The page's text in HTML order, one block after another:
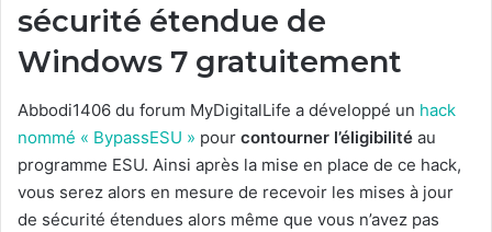
sécurité étendue de
Windows 7 gratuitement
Abbodi1406 du forum MyDigitalLife a développé un hack
nommé « BypassESU » pour contourner l’éligibilité au
programme ESU. Ainsi après la mise en place de ce hack,
vous serez alors en mesure de recevoir les mises à jour
de sécurité étendues alors même que vous n’avez pas